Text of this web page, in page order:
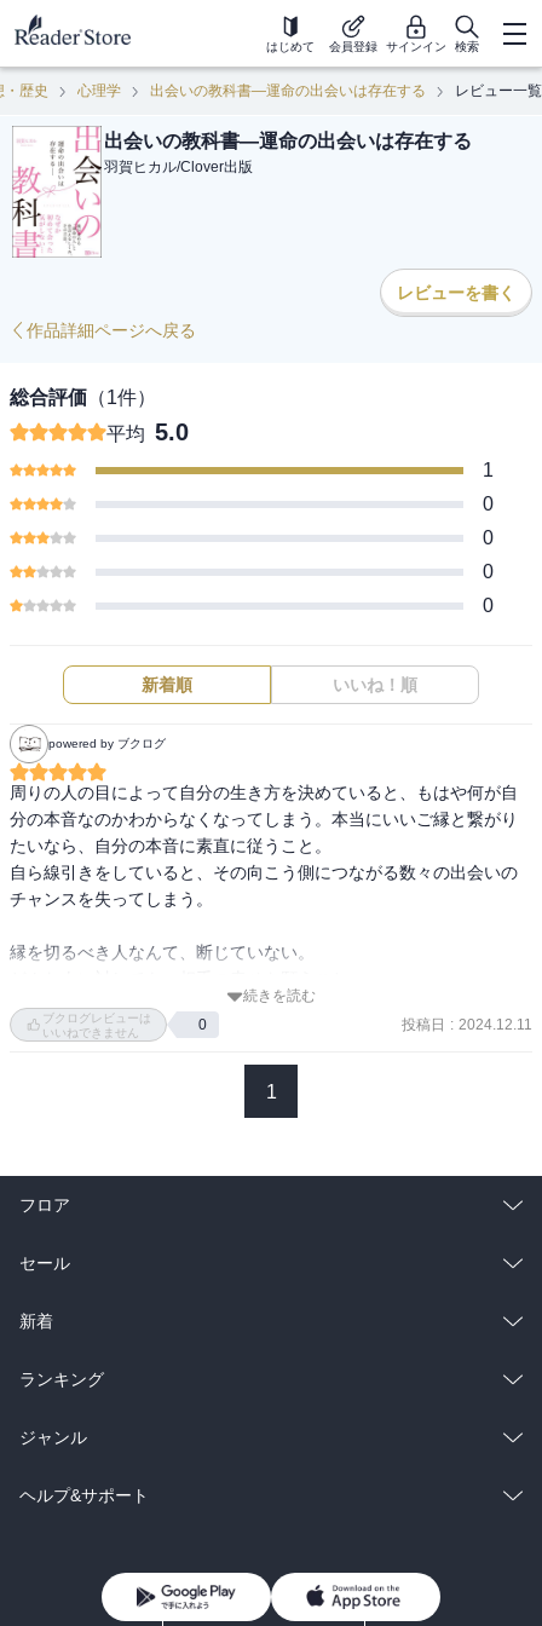
はじめて 会員登録 サインイン 検索
・歴史 心理学 出会いの教科書―運命の出会いは存在する レビュー一覧
出会いの教科書―運命の出会いは存在する
羽賀ヒカル/Clover出版
レビューを書く
作品詳細ページへ戻る
総合評価 （1件）
平均 5.0
1
0
0
0
0
新着順 いいね！順
powered by ブクログ
周りの人の目によって自分の生き方を決めていると、もはや何が自
分の本音なのかわからなくなってしまう。本当にいいご縁と繋がり
たいなら、自分の本音に素直に従うこと。
自ら線引きをしていると、その向こう側につながる数々の出会いの
チャンスを失ってしまう。
縁を切るべき人なんて、断じていない。
出会いには、4つの道がある
①清浄の道…心と体を整える
・手洗い（儀式のように行い邪気を払う）
②奉仕の道…無私の心に至る
ない。結果や評価を求めず、｢ありがたく、させていただきます｣と
す。
ロウソクが燃えて溶けていくのは、光を与えるため
樹木が、伸びて大きくなるのは果実と花を与えるため。
・ニセモノの自分を追い払う
続きを読む
ブクログレビューは
いいねできません
0 投稿日 : 2024.12.11
1
フロア
総合
ラノベ
雑誌・グラビア
BL・TL
セール
総合
ラノベ
雑誌・グラビア
BL・TL
新着
総合
ラノベ
雑誌・グラビア
ランキング
総合
ラノベ
ジャンル
コミック
ライトノベル 男子向けラノベ
ヘルプ&サポート
よくあるご質問 お問い合わせ